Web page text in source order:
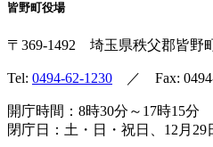
皆野町役場
〒369-1492 埼玉県秩父郡皆野
Tel: 0494-62-1230 ／ Fax: 0494-
開庁時間：8時30分～17時15分
閉庁日：土・日・祝日、12月29